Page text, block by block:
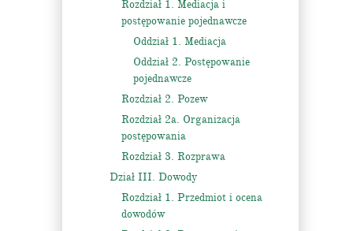
Rozdział 1. Mediacja i
postępowanie pojednawcze
Oddział 1. Mediacja
Oddział 2. Postępowanie
pojednawcze
Rozdział 2. Pozew
Rozdział 2a. Organizacja
postępowania
Rozdział 3. Rozprawa
Dział III. Dowody
Rozdział 1. Przedmiot i ocena
dowodów